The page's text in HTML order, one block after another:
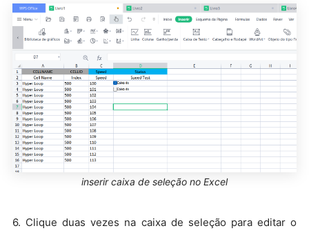
inserir caixa de seleção no Excel
6. Clique duas vezes na caixa de seleção para editar o